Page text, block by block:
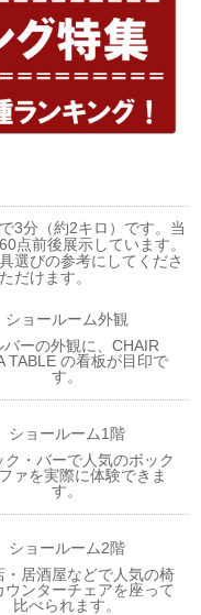
3分（約2キロ）です。当
点前後展示しています。
選びの参考にしてくださ
だけます。
ショールーム外観
バーの外観に、CHAIR
TABLE の看板が目印で
す。
ショールーム1階
ク・バーで人気のボック
ァを実際に体験できま
す。
ショールーム2階
・居酒屋などで人気の椅
ウンターチェアを座って
比べられます。